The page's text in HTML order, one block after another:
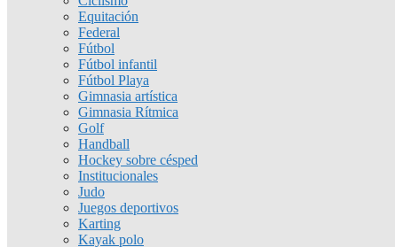
Equitación
Federal
Fútbol
Fútbol infantil
Fútbol Playa
Gimnasia artística
Gimnasia Rítmica
Golf
Handball
Hockey sobre césped
Institucionales
Judo
Juegos deportivos
Karting
Kayak polo